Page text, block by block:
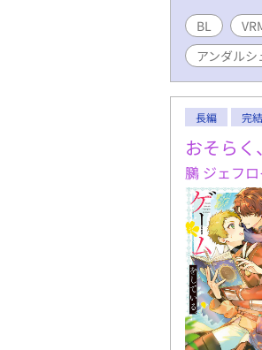
BL
アンダルシ
長編 完結
おそらく
鵩 ジェフロ